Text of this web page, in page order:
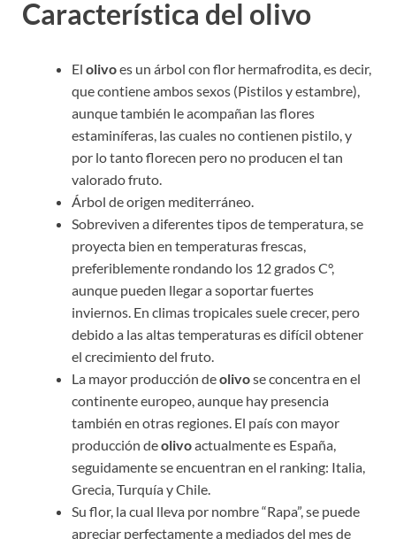
Característica del olivo
El olivoes un árbol con flor hermafrodita, es decir,
que contiene ambos sexos (Pistilos y estambre),
aunque también le acompañan las flores
estaminíferas, las cuales no contienen pistilo, y
por lo tanto florecen pero no producen el tan
valorado fruto.
Árbol de origen mediterráneo.
Sobreviven a diferentes tipos de temperatura, se
proyecta bien en temperaturas frescas,
preferiblemente rondando los 12 grados C°,
aunque pueden llegar a soportar fuertes
inviernos. En climas tropicales suele crecer, pero
debido a las altas temperaturas es difícil obtener
el crecimiento del fruto.
La mayor producción deolivose concentra en el
continente europeo, aunque hay presencia
también en otras regiones. El país con mayor
producción deolivoactualmente es España,
seguidamente se encuentran en el ranking: Italia,
Grecia, Turquía y Chile.
Su flor, la cual lleva por nombre “Rapa”, se puede
apreciar perfectamente a mediados del mes de